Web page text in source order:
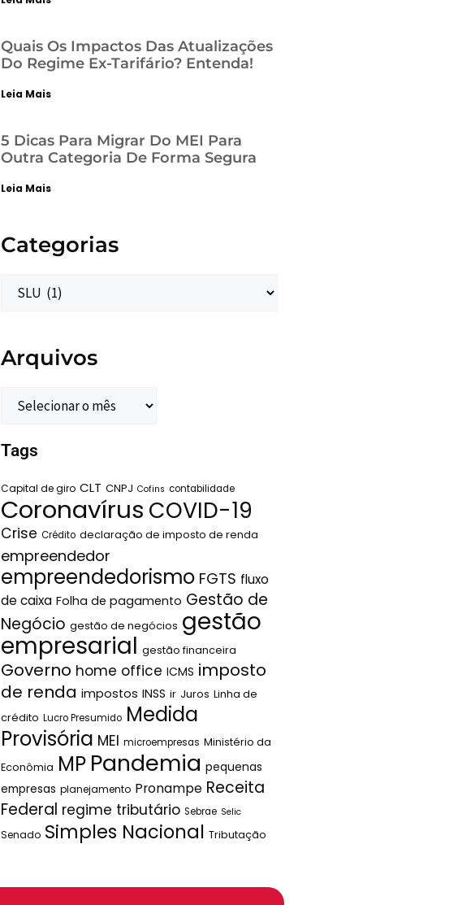
Quais Os Impactos Das Atualizações
Do Regime Ex-Tarifário? Entenda!
Leia Mais
5 Dicas Para Migrar Do MEI Para
Outra Categoria De Forma Segura
Leia Mais
Categorias
Arquivos
Tags
Capital de giro CLT CNPJ Cofins contabilidade
Coronavírus COVID-19
Crise Crédito declaração de imposto de renda
empreendedor
empreendedorismo FGTS fluxo
de caixa Folha de pagamento Gestão de
Negócio gestão de negócios gestão
empresarial gestão financeira
Governo home office ICMS imposto
de renda impostos INSS ir Juros Linha de
crédito Lucro Presumido Medida
Provisória MEI microempresas Ministério da
Econômia MP Pandemia pequenas
empresas planejamento Pronampe Receita
Federal regime tributário Sebrae Selic
Senado Simples Nacional Tributação